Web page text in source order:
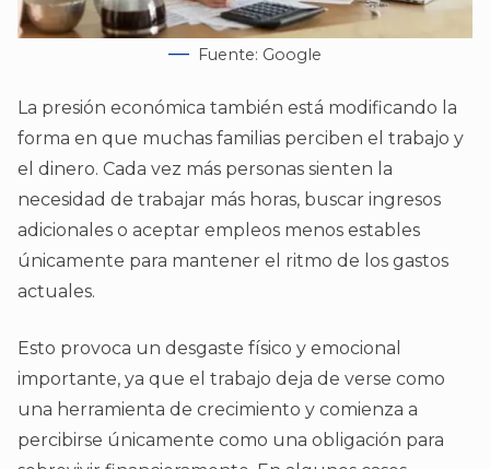
Fuente: Google
La presión económica también está modificando la
forma en que muchas familias perciben el trabajo y
el dinero. Cada vez más personas sienten la
necesidad de trabajar más horas, buscar ingresos
adicionales o aceptar empleos menos estables
únicamente para mantener el ritmo de los gastos
actuales.
Esto provoca un desgaste físico y emocional
importante, ya que el trabajo deja de verse como
una herramienta de crecimiento y comienza a
percibirse únicamente como una obligación para